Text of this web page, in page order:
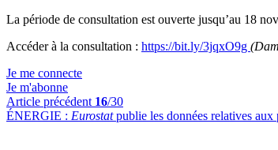
La période de consultation est ouverte jusqu’au 18
Accéder à la consultation : https://bit.ly/3jqxO9g
Je me connecte
Je m'abonne
Article précédent 16/30
ÉNERGIE : Eurostatpublie les données relatives aux